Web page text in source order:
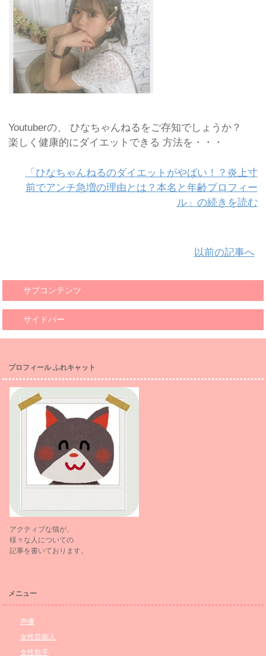
Youtuberの、 ひなちゃんねるをご存知でしょうか？
楽しく健康的にダイエットできる 方法を・・・
「ひなちゃんねるのダイエットがやばい！？炎上寸
前でアンチ急増の理由とは？本名と年齢プロフィー
ル」の続きを読む
以前の記事へ
サブコンテンツ
サイドバー
プロフィール ふれキャット
アクティブな猫が、
様々な人についての
記事を書いております。
メニュー
声優
女性芸能人
女性歌手